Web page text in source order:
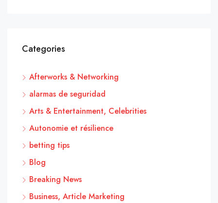
Categories
Afterworks & Networking
alarmas de seguridad
Arts & Entertainment, Celebrities
Autonomie et résilience
betting tips
Blog
Breaking News
Business, Article Marketing